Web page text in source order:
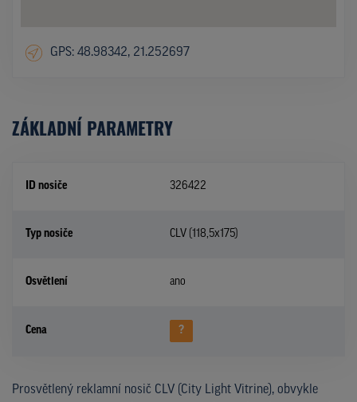
GPS: 48.98342, 21.252697
ZÁKLADNÍ PARAMETRY
ID nosiče 326422
Typ nosiče CLV (118,5x175)
Osvětlení ano
Cena ?
Prosvětlený reklamní nosič CLV (City Light Vitrine), obvykle